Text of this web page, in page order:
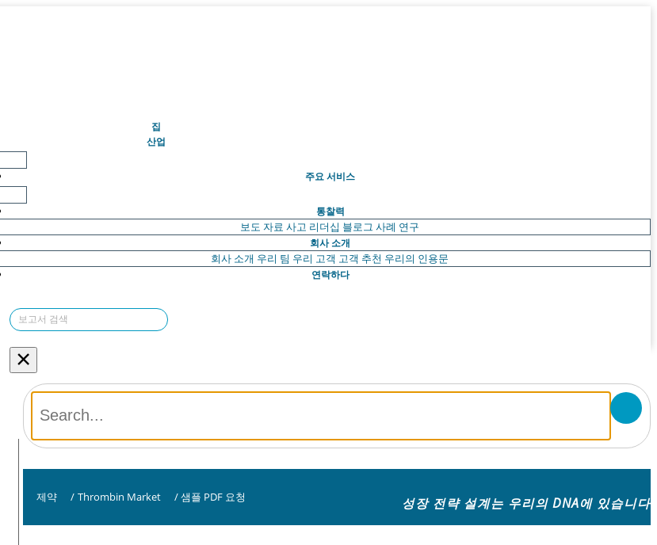
집(현재의)
산업
주요 서비스
통찰력
보도 자료 사고 리더십 블로그 사례 연구
회사 소개
회사 소개 우리 팀 우리 고객 고객 추천 우리의 인용문
연락하다
×
제약 / Thrombin Market / 샘플 PDF 요청 성장 전략 설계는 우리의 DNA에 있습니다